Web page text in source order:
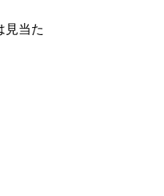
見当た